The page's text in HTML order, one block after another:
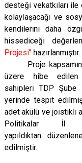
desteği vekatkıları ile
kolaylaşacağı ve
kendilerini daha
hissediceği
Projesi" hazırlanmıştır.
Proje
üzere hibe edilen
sahipleri TDP Şube
yerinde tespit
adet akülü ve joistikli
Politikalar İl
yapıldıktan
edilmiştir.